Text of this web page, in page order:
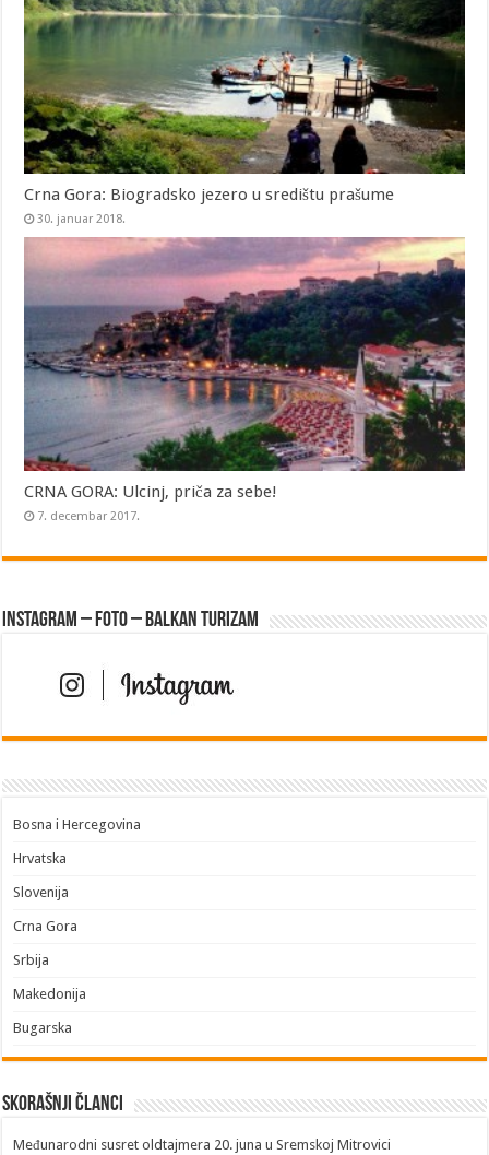
Crna Gora: Biogradsko jezero u središtu prašume
30. januar 2018.
CRNA GORA: Ulcinj, priča za sebe!
7. decembar 2017.
Instagram – FOTO – Balkan turizam
Bosna i Hercegovina
Hrvatska
Slovenija
Crna Gora
Srbija
Makedonija
Bugarska
Skorašnji članci
​Međunarodni susret oldtajmera 20. juna u Sremskoj Mitrovici